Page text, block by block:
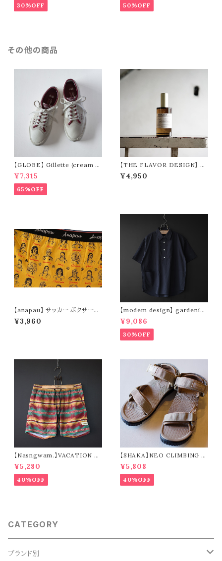
30%OFF 50%OFF
その他の商品
【GLOBE】 Gillette (cream /
pomegranate)
¥7,315
65%OFF
【THE FLAVOR DESIGN】 F
ABRIC MIST 全15種類
¥4,950
【anapau】 サッカー ボクサーパ
ンツ P-2209
¥3,960
【modem design】 gardenin
g s/s shirt (navy)
¥9,086
30%OFF
【Nasngwam.】VACATION S
HORTS (green)
¥5,280
40%OFF
【SHAKA】NEO CLIMBING (t
aupe)
¥5,808
40%OFF
CATEGORY
ブランド別